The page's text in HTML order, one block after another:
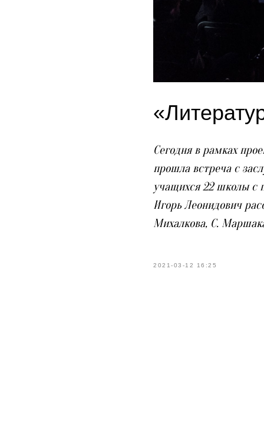
Сегодня в рамках
прошла встреча с
учащихся 22 школы с
Игорь Леонидович
Михалкова, С.
2021-03-12 16:25